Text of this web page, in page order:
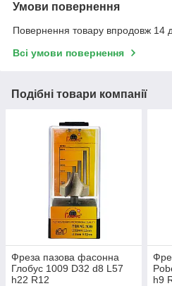
Умови повернення
Повернення товару впродовж 14
Всі умови повернення
Подібні товари компанії
Фреза пазова фасонна
Глобус 1009 D32 d8 L57
h22 R12
h9